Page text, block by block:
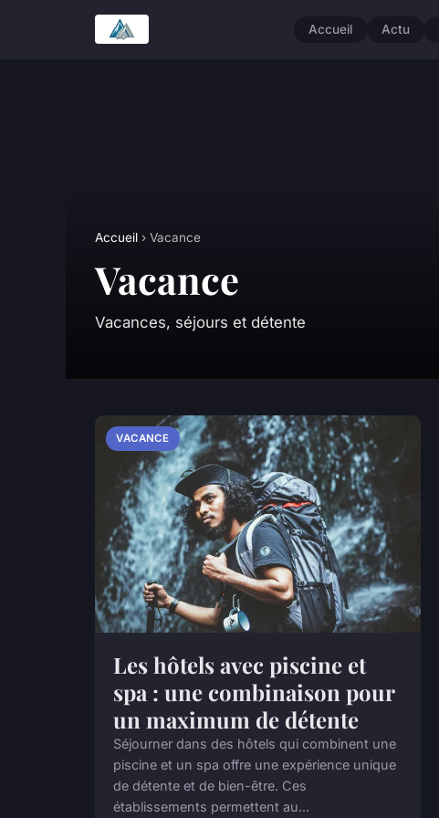
Accueil Actu
Accueil › Vacance
Vacance
Vacances, séjours et détente
VACANCE
Les hôtels avec piscine et
spa : une combinaison pour
un maximum de détente
Séjourner dans des hôtels qui combinent une
piscine et un spa offre une expérience unique
de détente et de bien-être. Ces
établissements permettent au...